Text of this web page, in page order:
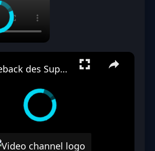
Comeback des Superstars: Christian McCaffrey vor Saisondebüt für die 49ers